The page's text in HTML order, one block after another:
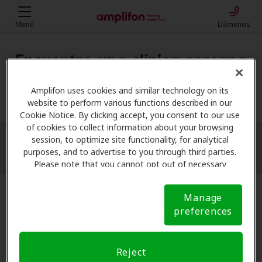
Amplifon uses cookies and similar technology on its
website to perform various functions described in our
Cookie Notice. By clicking accept, you consent to our use
of cookies to collect information about your browsing
session, to optimize site functionality, for analytical
purposes, and to advertise to you through third parties.
Please note that you cannot opt out of necessary
Notice (link here below). If you are using an opt-out
preference signal, we will honor that signal. Cookie
Manage
preferences
Reject
Menú Llámenos
Encuentre una clínica cercana
Mi ubicación
More filters